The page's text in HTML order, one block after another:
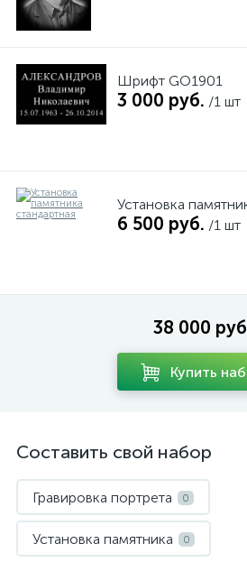
Шрифт GO1901
3 000 руб. /1 шт
Установка
6 500 руб. /1 шт
38 000
Купить
Составить свой набор
Гравировка портрета 0
Установка памятника 0